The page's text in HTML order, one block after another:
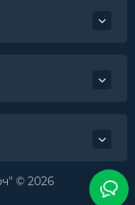
© 2026